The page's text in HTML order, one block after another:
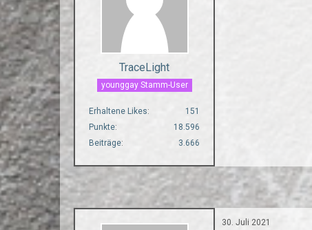
TraceLight
younggay Stamm-User
Erhaltene Likes
151
Punkte
18.596
Beiträge
3.666
30. Juli 2021